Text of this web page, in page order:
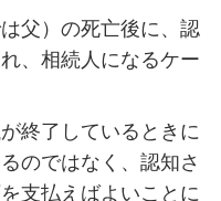
父）の死亡後に、認
、相続人になるケー
終了しているときに
のではなく、認知さ
支払えばよいことに